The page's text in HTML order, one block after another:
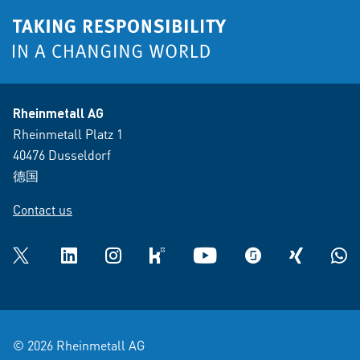
Rheinmetall AG
Rheinmetall Platz 1
40476 Dusseldorf
德国
Contact us
Twitter LinkedInInstagramkununu YouTube glassdoorXING
© 2026 Rheinmetall AG